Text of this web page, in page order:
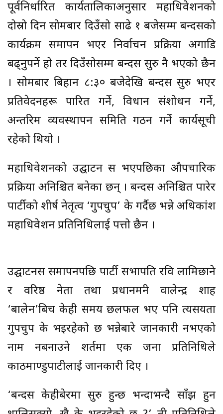
पूर्वनिर्धारित कार्यतालिकाअनुसार महाधिवेशनको
दोस्रो दिन सोमबार दिउँसो साढे १ बजेसम्म बन्दसत्रको
कार्यक्रम समापन भएर निर्वाचन प्रक्रिया अगाडि
बढ्नुपर्ने हो तर दिउँसोसम्म बन्दसत्र सुरु नै भएको छैन
। सोमबार बिहान ८:३० बजेदेखि बन्दसत्र सुरु भएर
प्रतिवेदनहरू पारित गर्ने, विधान संशोधन गर्ने,
अन्तरिम व्यवस्थापन समिति गठन गर्ने कार्यसूची
रहेको थियो ।
महाधिवेशनको उद्घाटन सत्र भएपछिका औपचारिक
प्रक्रिया अनिश्चित बनेका छन् । बन्दसत्र अनिश्चित पारेर
पार्टीको शीर्ष नेतृत्व ‘गुपचुप’ के गर्दैछ भन्ने अधिकांश
महाधिवेशन प्रतिनिधिलाई पत्तो छैन ।
उद्घाटनसत्र समापनपछि पार्टी सभापति रवि लामिछाने
र वरिष्ठ नेता तथा प्रधानमन्त्री वालेन्द्र शाह
‘बालेन’बिच केही समय छलफल भए पनि त्यसयता
गुपचुप के भइरहेको छ भन्नेबारे जानकारी नभएको
नाम नबनाउने शर्तमा एक जना प्रतिनिधिले
काठमाण्डुपाटीलाई जानकारी दिए ।
‘बन्दसत्र केहीबेरमा सुरु हुन्छ भन्दाभन्दै साँझ हुन